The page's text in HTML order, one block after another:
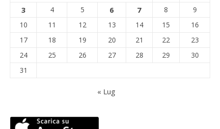
3 4 5 6 7 8
9
10
11 12 13 14 15
16
17
18 19 20 21 22
23
24
25 26 27 28 29
30
31
« Lug